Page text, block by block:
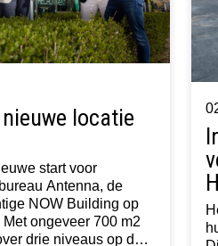
locatie
start voor
Antenna, de
NOW Building op
ongeveer 700 m2
drie niveaus op de